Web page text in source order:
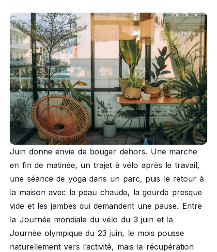
Juin donne envie de bouger dehors. Une marche
en fin de matinée, un trajet à vélo après le travail,
une séance de yoga dans un parc, puis le retour à
la maison avec la peau chaude, la gourde presque
vide et les jambes qui demandent une pause. Entre
la Journée mondiale du vélo du 3 juin et la
Journée olympique du 23 juin, le mois pousse
naturellement vers l’activité, mais la récupération